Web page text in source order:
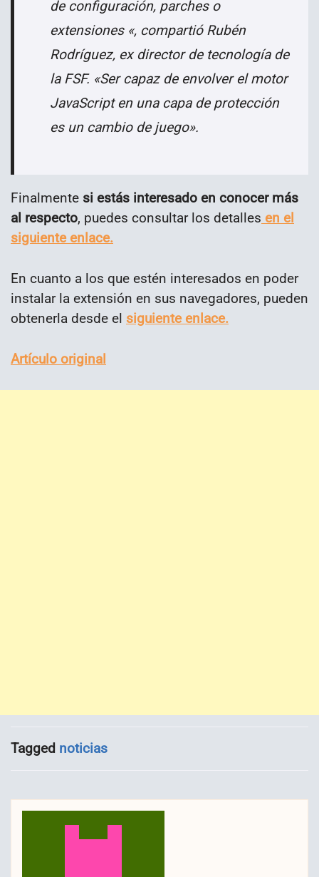
de configuración, parches o
extensiones «, compartió Rubén
Rodríguez, ex director de tecnología de
la FSF. «Ser capaz de envolver el motor
JavaScript en una capa de protección
es un cambio de juego».
Finalmente si estás interesado en conocer más
al respecto, puedes consultar los detalles en el
siguiente enlace.
En cuanto a los que estén interesados en poder
instalar la extensión en sus navegadores, pueden
obtenerla desde el siguiente enlace.
Artículo original
Tagged noticias